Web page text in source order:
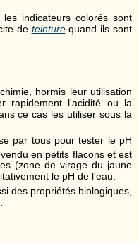
les indicateurs colorés sont
de teinturequand ils sont
hormis leur utilisation
rapidement l'acidité ou la
ce cas les utiliser sous la
par tous pour tester le pH
en petits flacons et est
(zone de virage du jaune
le pH de l'eau.
des propriétés biologiques,
.